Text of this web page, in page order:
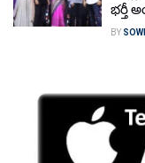
భర్తీ
BY